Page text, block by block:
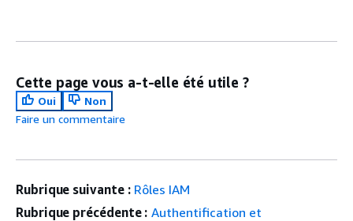
Cette page vous a-t-elle été utile ?
Oui
Non
Faire un commentaire
Rubrique suivante : Rôles IAM
Rubrique précédente : Authentification et